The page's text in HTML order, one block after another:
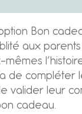
Bon
aux
de compléter
valider leur
cadeau.